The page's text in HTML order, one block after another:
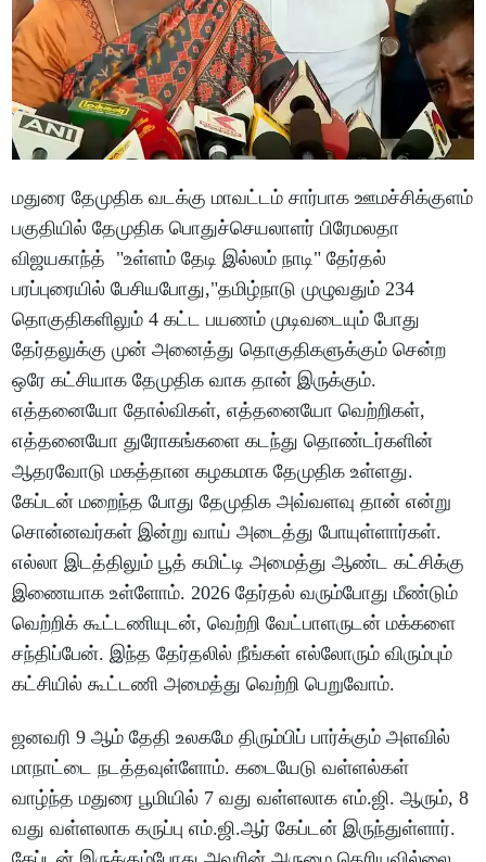
மதுரை தேமுதிக வடக்கு மாவட்டம் சார்பாக ஊமச்சிக்குளம்
பகுதியில் தேமுதிக பொதுச்செயலாளர் பிரேமலதா
விஜயகாந்த் "உள்ளம் தேடி இல்லம் நாடி" தேர்தல்
பரப்புரையில் பேசியபோது,"தமிழ்நாடு முழுவதும் 234
தொகுதிகளிலும் 4 கட்ட பயணம் முடிவடையும் போது
தேர்தலுக்கு முன் அனைத்து தொகுதிகளுக்கும் சென்ற
ஒரே கட்சியாக தேமுதிக வாக தான் இருக்கும்.
எத்தனையோ தோல்விகள், எத்தனையோ வெற்றிகள்,
எத்தனையோ துரோகங்களை கடந்து தொண்டர்களின்
ஆதரவோடு மகத்தான கழகமாக தேமுதிக உள்ளது.
கேப்டன் மறைந்த போது தேமுதிக அவ்வளவு தான் என்று
சொன்னவர்கள் இன்று வாய் அடைத்து போயுள்ளார்கள்.
எல்லா இடத்திலும் பூத் கமிட்டி அமைத்து ஆண்ட கட்சிக்கு
இணையாக உள்ளோம். 2026 தேர்தல் வரும்போது மீண்டும்
வெற்றிக் கூட்டணியுடன், வெற்றி வேட்பாளருடன் மக்களை
சந்திப்பேன். இந்த தேர்தலில் நீங்கள் எல்லோரும் விரும்பும்
கட்சியில் கூட்டணி அமைத்து வெற்றி பெறுவோம்.
ஜனவரி 9 ஆம் தேதி உலகமே திரும்பிப் பார்க்கும் அளவில்
மாநாட்டை நடத்தவுள்ளோம். கடையேடு வள்ளல்கள்
வாழ்ந்த மதுரை பூமியில் 7 வது வள்ளலாக எம்.ஜி. ஆரும், 8
வது வள்ளலாக கருப்பு எம்.ஜி.ஆர் கேப்டன் இருந்துள்ளார்.